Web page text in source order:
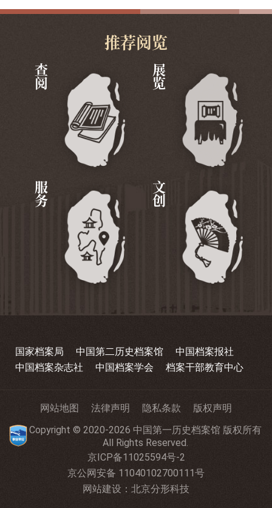
推荐阅览
查阅 展览
服务 文创
国家档案局 中国第二历史档案馆
中国档案报社
中国档案杂志社
中国档案学会 档案干部教育中心
网站地图 法律声明 隐私条款
版权声明
Copyright © 2020-2026 中国第一历史档案馆 版权所有
All Rights Reserved.
京ICP备11025594号-2
京公网安备 11040102700111号
网站建设 ： 北京分形科技